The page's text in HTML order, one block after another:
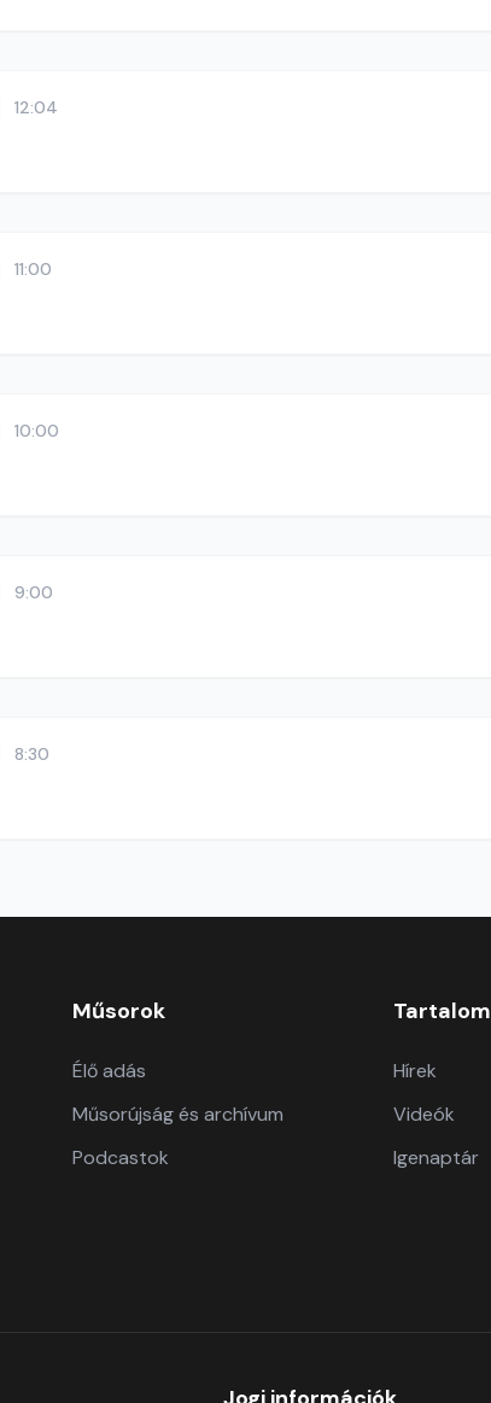
12:04
11:00
10:00
9:00
8:30
Műsorok
Élő adás
Műsorújság és archívum
Podcastok
Tartalom
Hírek
Videók
Igenaptár